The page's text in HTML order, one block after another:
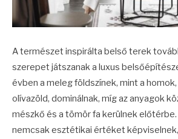
A természet inspirálta belső terek
szerepet játszanak a luxus
évben a meleg földszínek, mint a
olívazöld, dominálnak, míg az anyagok
mészkő és a tömör fa kerülnek
nemcsak esztétikai értéket